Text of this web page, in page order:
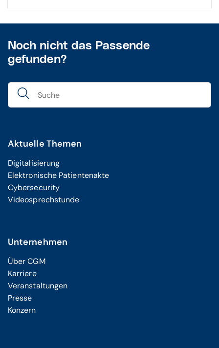
Noch nicht das Passende
gefunden?
Aktuelle Themen
Digitalisierung
Elektronische Patientenakte
Cybersecurity
Videosprechstunde
Unternehmen
Über CGM
Karriere
Veranstaltungen
Presse
Konzern